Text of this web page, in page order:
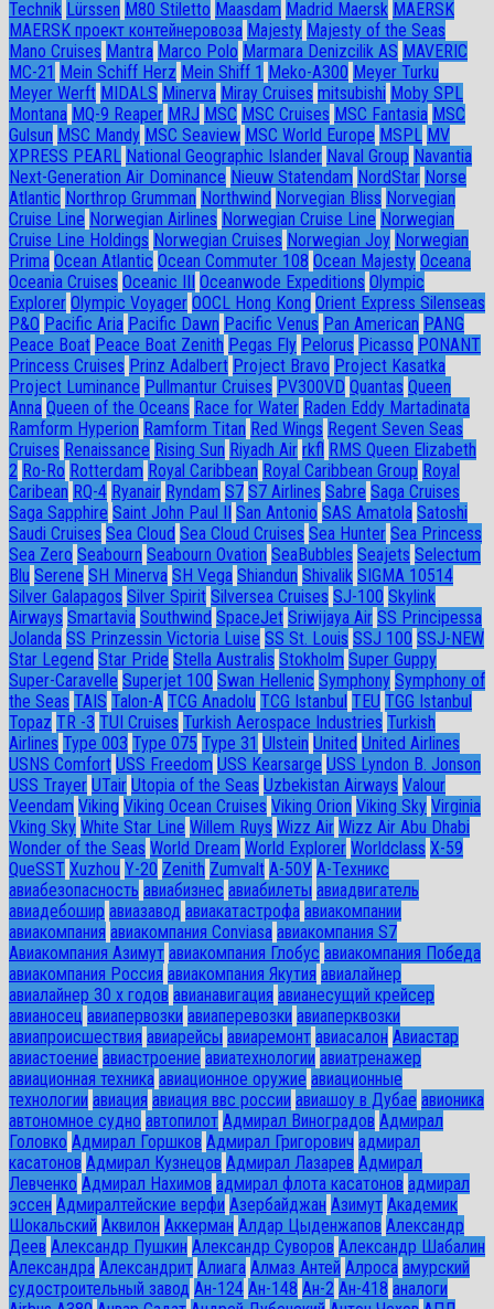
Technik Lürssen M80 Stiletto Maasdam Madrid Maersk MAERSK
MAERSK проект контейнеровоза Majesty Majesty of the Seas
Mano Cruises Mantra Marco Polo Marmara Denizcilik AS MAVERIC
MC-21 Mein Schiff Herz Mein Shiff 1 Meko-A300 Meyer Turku
Meyer Werft MIDALS Minerva Miray Cruises mitsubishi Moby SPL
Montana MQ-9 Reaper MRJ MSC MSC Cruises MSC Fantasia MSC
Gulsun MSC Mandy MSC Seaview MSC World Europe MSPL MV
XPRESS PEARL National Geographic Islander Naval Group Navantia
Next-Generation Air Dominance Nieuw Statendam NordStar Norse
Atlantic Northrop Grumman Northwind Norvegian Bliss Norvegian
Cruise Line Norwegian Airlines Norwegian Cruise Line Norwegian
Cruise Line Holdings Norwegian Cruises Norwegian Joy Norwegian
Prima Ocean Atlantic Ocean Commuter 108 Ocean Majesty Oceana
Oceania Cruises Oceanic III Oceanwode Expeditions Olympic
Explorer Olympic Voyager OOCL Hong Kong Orient Express Silenseas
P&O Pacific Aria Pacific Dawn Pacific Venus Pan American PANG
Peace Boat Peace Boat Zenith Pegas Fly Pelorus Picasso PONANT
Princess Cruises Prinz Adalbert Project Bravo Project Kasatka
Project Luminance Pullmantur Cruises PV300VD Quantas Queen
Anna Queen of the Oceans Race for Water Raden Eddy Martadinata
Ramform Hyperion Ramform Titan Red Wings Regent Seven Seas
Cruises Renaissance Rising Sun Riyadh Air rkfl RMS Queen Elizabeth
2 Ro-Ro Rotterdam Royal Caribbean Royal Caribbean Group Royal
Caribean RQ-4 Ryanair Ryndam S7 S7 Airlines Sabre Saga Cruises
Saga Sapphire Saint John Paul II San Antonio SAS Amatola Satoshi
Saudi Cruises Sea Cloud Sea Cloud Cruises Sea Hunter Sea Princess
Sea Zero Seabourn Seabourn Ovation SeaBubbles Seajets Selectum
Blu Serene SH Minerva SH Vega Shiandun Shivalik SIGMA 10514
Silver Galapagos Silver Spirit Silversea Cruises SJ-100 Skylink
Airways Smartavia Southwind SpaceJet Sriwijaya Air SS Principessa
Jolanda SS Prinzessin Victoria Luise SS St. Louis SSJ 100 SSJ-NEW
Star Legend Star Pride Stella Australis Stokholm Super Guppy
Super-Caravelle Superjet 100 Swan Hellenic Symphony Symphony of
the Seas TAIS Talon-A TCG Anadolu TCG Istanbul TEU TGG Istanbul
Topaz TR -3 TUI Cruises Turkish Aerospace Industries Turkish
Airlines Type 003 Type 075 Type 31 Ulstein United United Airlines
USNS Comfort USS Freedom USS Kearsarge USS Lyndon B. Jonson
USS Trayer UTair Utopia of the Seas Uzbekistan Airways Valour
Veendam Viking Viking Ocean Cruises Viking Orion Viking Sky Virginia
Vking Sky White Star Line Willem Ruys Wizz Air Wizz Air Abu Dhabi
Wonder of the Seas World Dream World Explorer Worldclass X-59
QueSST Xuzhou Y-20 Zenith Zumvalt А-50У А-Техникс
авиабезопасность авиабизнес авиабилеты авиадвигатель
авиадебошир авиазавод авиакатастрофа авиакомпании
авиакомпания авиакомпания Conviasa авиакомпания S7
Авиакомпания Азимут авиакомпания Глобус авиакомпания Победа
авиакомпания Россия авиакомпания Якутия авиалайнер
авиалайнер 30 х годов авианавигация авианесущий крейсер
авианосец авиапервозки авиаперевозки авиаперквозки
авиапроисшествия авиарейсы авиаремонт авиасалон Авиастар
авиастоение авиастроение авиатехнологии авиатренажер
авиационная техника авиационное оружие авиационные
технологии авиация авиация ввс россии авиашоу в Дубае авионика
автономное судно автопилот Адмирал Виноградов Адмирал
Головко Адмирал Горшков Адмирал Григорович адмирал
касатонов Адмирал Кузнецов Адмирал Лазарев Адмирал
Левченко Адмирал Нахимов адмирал флота касатонов адмирал
эссен Адмиралтейские верфи Азербайджан Азимут Академик
Шокальский Аквилон Аккерман Алдар Цыденжапов Александр
Деев Александр Пушкин Александр Суворов Александр Шабалин
Александра Александрит Алиага Алмаз Антей Алроса амурский
судостроительный завод Ан-124 Ан-148 Ан-2 Ан-418 аналоги